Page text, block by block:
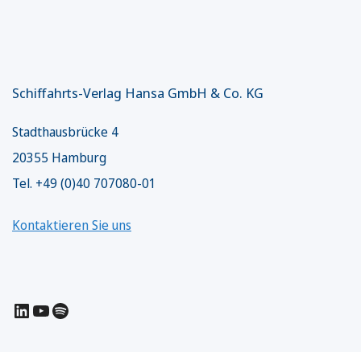
Schiffahrts-Verlag Hansa GmbH & Co. KG
Stadthausbrücke 4
20355 Hamburg
Tel. +49 (0)40 707080-01
Kontaktieren Sie uns
LinkedIn
YouTube
Spotify